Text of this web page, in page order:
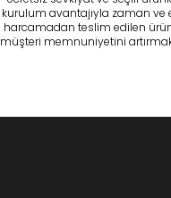
kurulum avantajıyla zaman ve
harcamadan teslim edilen
müşteri memnuniyetini